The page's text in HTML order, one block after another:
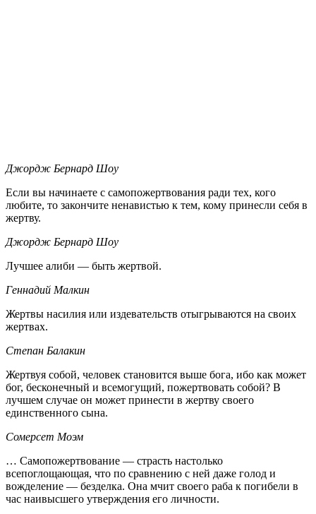
Джордж Бернард Шоу
Если вы начинаете с самопожертвования ради тех, кого
любите, то закончите ненавистью к тем, кому принесли себя в
жертву.
Джордж Бернард Шоу
Лучшее алиби — быть жертвой.
Геннадий Малкин
Жертвы насилия или издевательств отыгрываются на своих
жертвах.
Степан Балакин
Жертвуя собой, человек становится выше бога, ибо как может
бог, бесконечный и всемогущий, пожертвовать собой? В
лучшем случае он может принести в жертву своего
единственного сына.
Сомерсет Моэм
… Самопожертвование — страсть настолько
всепоглощающая, что по сравнению с ней даже голод и
вожделение — безделка. Она мчит своего раба к погибели в
час наивысшего утверждения его личности.